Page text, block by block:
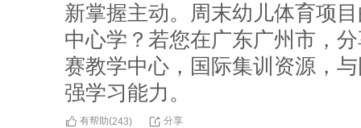
新掌握主动。周末幼儿体育项
中心学？若您在广东广州市，
赛教学中心，国际集训资源，
强学习能力。
有帮助(243) 分享